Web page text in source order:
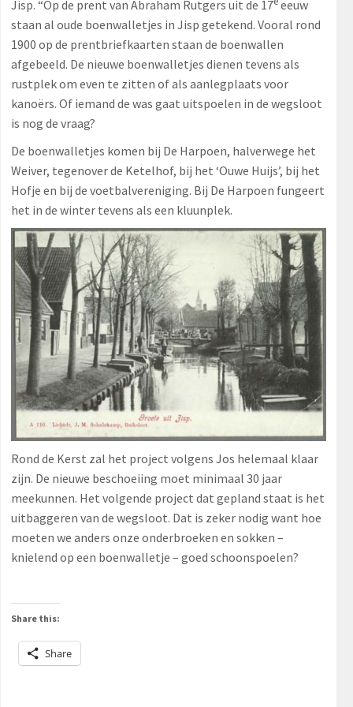
Jisp. “Op de prent van Abraham Rutgers uit de 17 eeuw
staan al oude boenwalletjes in Jisp getekend. Vooral rond
1900 op de prentbriefkaarten staan de boenwallen
afgebeeld. De nieuwe boenwalletjes dienen tevens als
rustplek om even te zitten of als aanlegplaats voor
kanoërs. Of iemand de was gaat uitspoelen in de wegsloot
is nog de vraag?
De boenwalletjes komen bij De Harpoen, halverwege het
Weiver, tegenover de Ketelhof, bij het ‘Ouwe Huijs’, bij het
Hofje en bij de voetbalvereniging. Bij De Harpoen fungeert
het in de winter tevens als een kluunplek.
Rond de Kerst zal het project volgens Jos helemaal klaar
zijn. De nieuwe beschoeiing moet minimaal 30 jaar
meekunnen. Het volgende project dat gepland staat is het
uitbaggeren van de wegsloot. Dat is zeker nodig want hoe
moeten we anders onze onderbroeken en sokken –
knielend op een boenwalletje – goed schoonspoelen?
Share this:
Share